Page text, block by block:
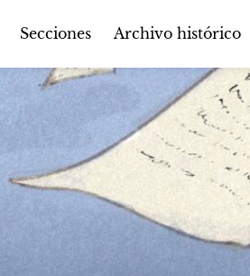
Secciones Archivo histórico